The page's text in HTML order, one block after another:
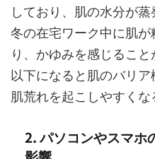
しており、肌の水分が
冬の在宅ワーク中に肌
り、かゆみを感じるこ
以下になると肌のバリ
肌荒れを起こしやすくな
2. パソコンやスマホ